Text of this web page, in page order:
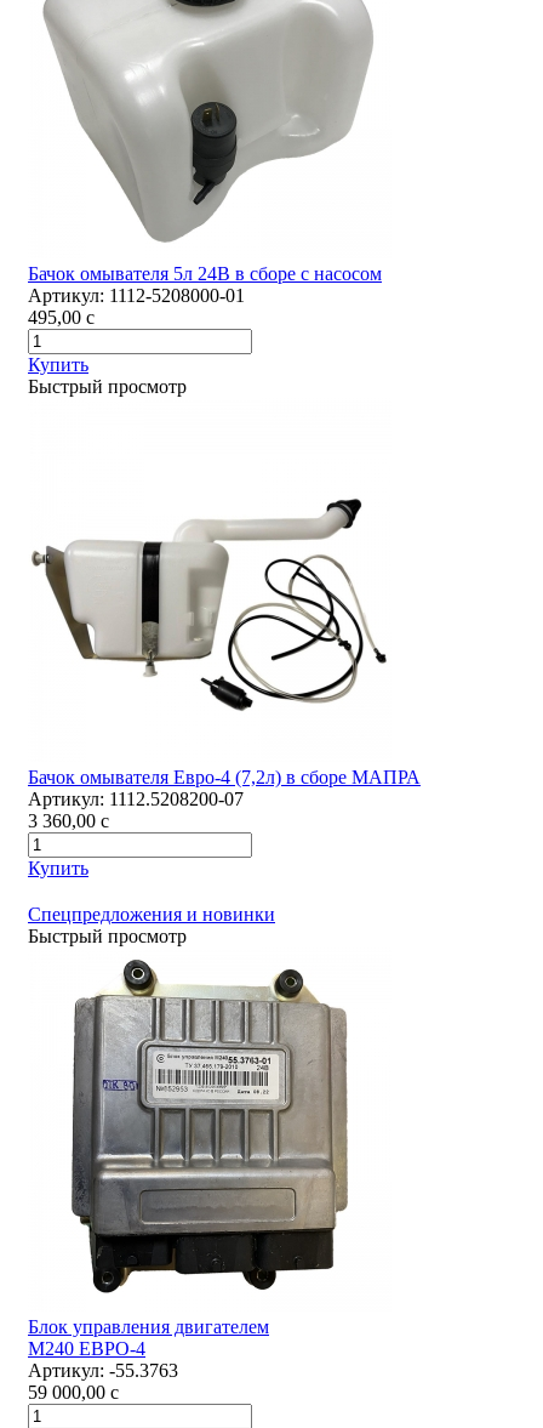
Бачок омывателя 5л 24В в сборе с насосом
Артикул: 1112-5208000-01
495,00 c
Купить
Быстрый просмотр
Бачок омывателя Евро-4 (7,2л) в сборе МАПРА
Артикул: 1112.5208200-07
3 360,00 c
Купить
Спецпредложения и новинки
Быстрый просмотр
Блок управления двигателем
М240 ЕВРО-4
Артикул: -55.3763
59 000,00 c